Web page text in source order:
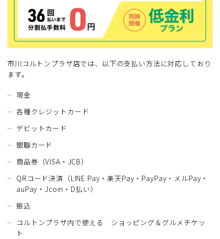
市川コルトンプラザ店では、以下の支払い方法に対応しており
ます。
現金
各種クレジットカード
デビットカード
銀聯カード
商品券（VISA・JCB）
QRコード決済（LINE Pay・楽天Pay・PayPay・メルPay・
auPay・Jcoin・D払い）
振込
コルトンプラザ内で使える ショッピング＆グルメチケッ
ト